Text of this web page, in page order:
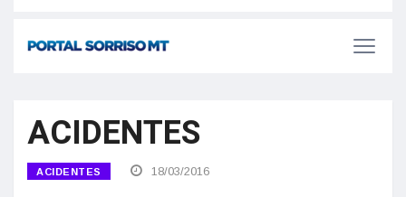
ACIDENTES
ACIDENTES 18/03/2016